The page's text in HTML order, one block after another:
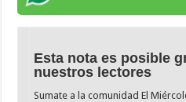
Esta nota es posible
nuestros lectores
Sumate a la comunidad El